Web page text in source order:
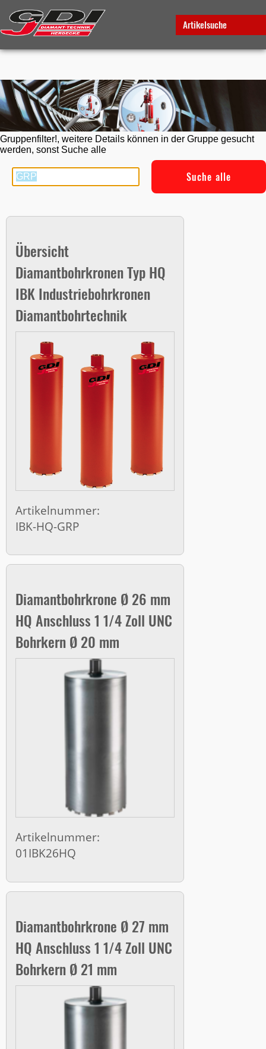
Artikelsuche
Gruppenfilter!, weitere Details können in der Gruppe gesucht
werden, sonst Suche alle
Suche alle
Übersicht
Diamantbohrkronen Typ HQ
IBK Industriebohrkronen
Diamantbohrtechnik
Artikelnummer:
IBK-HQ-GRP
Diamantbohrkrone Ø 26 mm
HQ Anschluss 1 1/4 Zoll UNC
Bohrkern Ø 20 mm
Artikelnummer:
01IBK26HQ
Diamantbohrkrone Ø 27 mm
HQ Anschluss 1 1/4 Zoll UNC
Bohrkern Ø 21 mm